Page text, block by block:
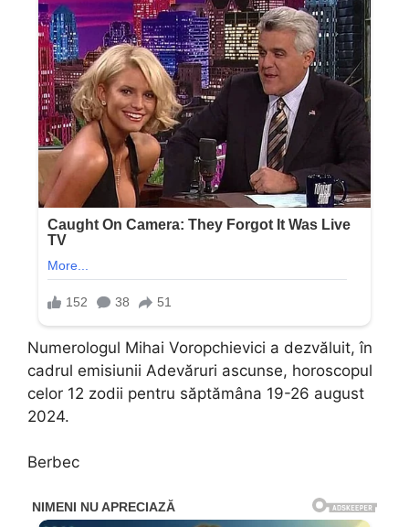
Numerologul Mihai Voropchievici a dezvăluit, în
cadrul emisiunii Adevăruri ascunse, horoscopul
celor 12 zodii pentru săptămâna 19-26 august
2024.
Berbec